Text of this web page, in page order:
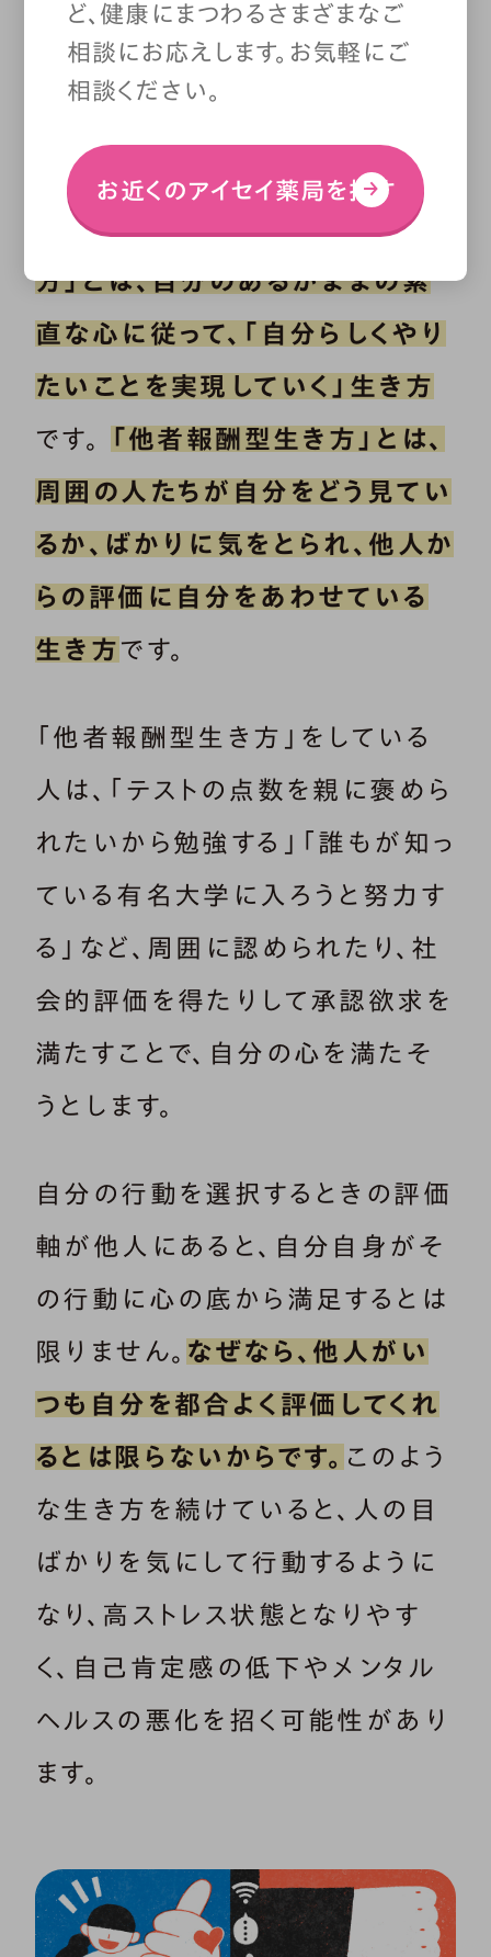
私たちの生き方は、大きく分けて
酬型生き方」の2種類に分けるこ
とができます。「自己報酬型生き
方」とは、自分のあるがままの素
直な心に従って、「自分らしくやり
たいことを実現していく」生き方
です。
「他者報酬型生き方」とは、
周囲の人たちが自分をどう見てい
るか、ばかりに気をとられ、他人か
らの評価に自分をあわせている
生き方 です。
「他者報酬型生き方」をしている
人は、「テストの点数を親に褒めら
れたいから勉強する」「誰もが知っ
ている有名大学に入ろうと努力す
る」など、周囲に認められたり、社
会的評価を得たりして承認欲求を
満たすことで、自分の心を満たそ
うとします。
自分の行動を選択するときの評価
軸が他人にあると、自分自身がそ
の行動に心の底から満足するとは
限りません。 なぜなら、他人がい
つも自分を都合よく評価してくれ
るとは限らないからです。 このよう
な生き方を続けていると、人の目
ばかりを気にして行動するように
なり、高ストレス状態となりやす
く、自己肯定感の低下やメンタル
ヘルスの悪化を招く可能性があり
ます。
ど、健康にまつわるさまざまなご
相談にお応えします。お気軽にご
相談ください。
お近くのアイセイ薬局を探す